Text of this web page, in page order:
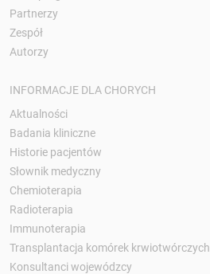
Partnerzy
Zespół
Autorzy
INFORMACJE DLA CHORYCH
Aktualności
Badania kliniczne
Historie pacjentów
Słownik medyczny
Chemioterapia
Radioterapia
Immunoterapia
Transplantacja komórek krwiotwórczych
Konsultanci wojewódzcy